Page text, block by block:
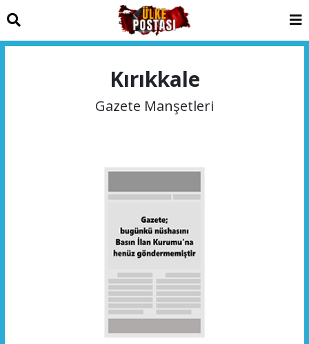
Kırıkkale
Gazete Manşetleri